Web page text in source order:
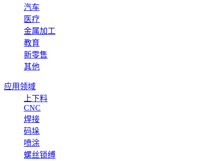
汽车
医疗
金属加工
教育
新零售
其他
应用领域
上下料
CNC
焊接
码垛
喷涂
螺丝锁缚